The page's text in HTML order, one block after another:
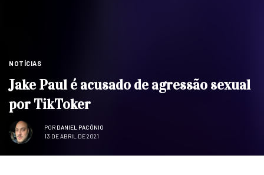
NOTÍCIAS
Jake Paul é acusado de agressão sexual
por TikToker
POR DANIEL PACÔNIO
13 DE ABRIL DE 2021